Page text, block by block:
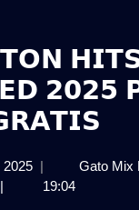
𝟮𝟬𝟮𝟱
202512
de
| Gato Mix
| 19:04